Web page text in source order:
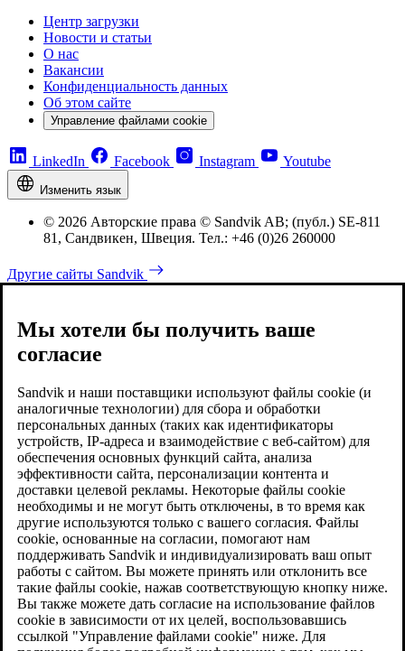
Центр загрузки
Новости и статьи
О нас
Вакансии
Конфиденциальность данных
Об этом сайте
Управление файлами cookie
LinkedIn Facebook Instagram Youtube
Изменить язык
© 2026 Авторские права © Sandvik AB; (публ.) SE-811
81, Сандвикен, Швеция. Тел.: +46 (0)26 260000
Другие сайты Sandvik
Мы хотели бы получить ваше
согласие
Sandvik и наши поставщики используют файлы cookie (и
аналогичные технологии) для сбора и обработки
персональных данных (таких как идентификаторы
устройств, IP-адреса и взаимодействие с веб-сайтом) для
обеспечения основных функций сайта, анализа
эффективности сайта, персонализации контента и
доставки целевой рекламы. Некоторые файлы cookie
необходимы и не могут быть отключены, в то время как
другие используются только с вашего согласия. Файлы
cookie, основанные на согласии, помогают нам
поддерживать Sandvik и индивидуализировать ваш опыт
работы с сайтом. Вы можете принять или отклонить все
такие файлы cookie, нажав соответствующую кнопку ниже.
Вы также можете дать согласие на использование файлов
cookie в зависимости от их целей, воспользовавшись
ссылкой "Управление файлами cookie" ниже. Для